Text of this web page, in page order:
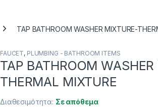
TAP BATHROOM WASHER MIXTURE-
FAUCET, PLUMBING - BATHROOM ITEMS
TAP BATHROOM
THERMAL MIXTURE
Διαθεσιμότητα: Σε απόθεμα